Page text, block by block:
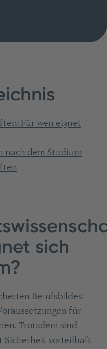
Für wen eignet
nach dem Studium
sich
Berufsbildes
für
Trotzdem sind
Sicherheit vorteilhaft